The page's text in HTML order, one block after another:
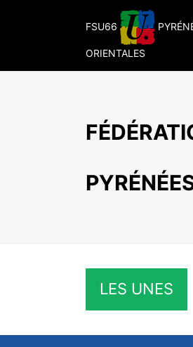
FSU66
ORIENTALES
LES UNES